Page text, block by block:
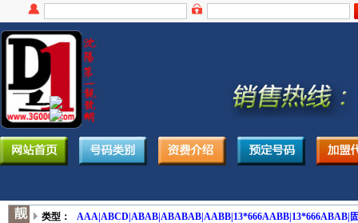
类型： AAA| ABCD| ABAB| ABABAB| AABB| 13*666AABB| 13*666ABAB|